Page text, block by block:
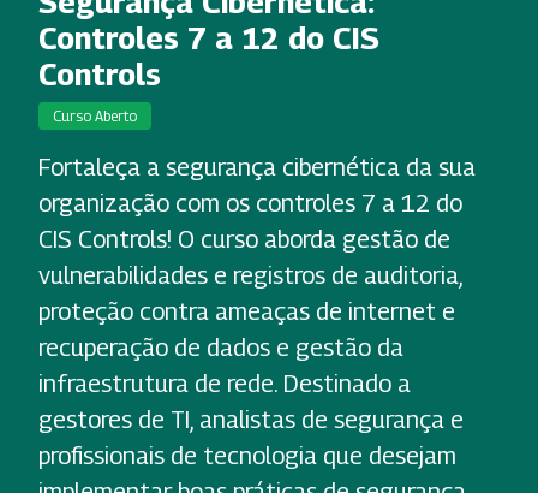
Controles 7 a 12 do CIS
Controls
Curso Aberto
Fortaleça a segurança cibernética da sua
organização com os controles 7 a 12 do
CIS Controls! O curso aborda gestão de
vulnerabilidades e registros de auditoria,
proteção contra ameaças de internet e
recuperação de dados e gestão da
infraestrutura de rede. Destinado a
gestores de TI, analistas de segurança e
profissionais de tecnologia que desejam